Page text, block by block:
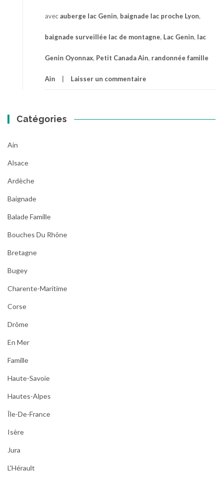
avec auberge lac Genin, baignade lac proche Lyon,
baignade surveillée lac de montagne, Lac Genin, lac
Genin Oyonnax, Petit Canada Ain, randonnée famille
Ain Laisser un commentaire
Catégories
Ain
Alsace
Ardèche
Baignade
Balade Famille
Bouches Du Rhône
Bretagne
Bugey
Charente-Maritime
Corse
Drôme
En Mer
Famille
Haute-Savoie
Hautes-Alpes
Île-De-France
Isère
Jura
L'Hérault